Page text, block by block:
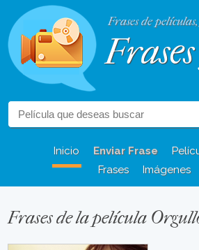
Frases de
Inicio Enviar Frase
Frases
Imágenes
Frases de la película